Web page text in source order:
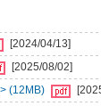
[2024/04/13]
[2025/08/02]
(12MB)